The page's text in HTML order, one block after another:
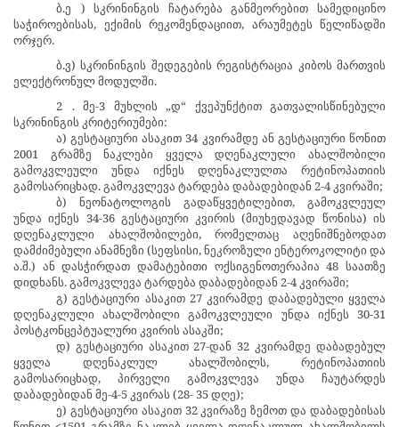
ბ.ე
) სკრინინგის ჩატარება განმეორებით სამედიცინო
საჭიროებისას, ექიმის რეკომენდაციით, არაუმეტეს წელიწადში
ორჯერ.
ბ.ვ) სკრინინგის შედეგების რეგისტრაცია კიბოს მართვის
ელექტრონულ მოდულში.
2
. მე-3 მუხლის „დ“ ქვეპუნქტით გათვალისწინებული
სკრინინგის კრიტერიუმები:
ა) გესტაციური ასაკით 34 კვირამდე ან გესტაციური წონით
2001 გრამზე ნაკლები ყველა დღენაკლული ახალშობილი
გამოკვლეული უნდა იქნეს დღენაკლულთა რეტინოპათიის
გამოსარიცხად. გამოკვლევა ტარდება დაბადებიდან 2-4 კვირაში;
ბ) ნეონატოლოგის გადაწყვეტილებით, გამოკვლეულ
უნდა იქნეს 34-36 გესტაციური კვირის (მიუხედავად წონისა) ის
დღენაკლული ახალშობილები, რომელთაც აღენიშნებოდათ
დამძიმებული ანამნეზი (სეფსისი, ნეკროზული ენტეროკოლიტი და
ა.შ.) ან დასჭირდათ დამატებითი ოქსიგენოთერაპია 48 საათზე
დიდხანს. გამოკვლევა ტარდება დაბადებიდან 2-4 კვირაში;
გ) გესტაციური ასაკით 27 კვირამდე დაბადებული ყველა
დღენაკლული ახალშობილი გამოკვლეული უნდა იქნეს 30-31
პოსტკონცეპტუალური კვირის ასაკში;
დ) გესტაციური ასაკით 27-დან 32 კვირამდე დაბადებულ
ყველა დღენაკლულ ახალშობილს, რეტინოპათიის
გამოსარიცხად, პირველი გამოკვლევა უნდა ჩაუტარდეს
დაბადებიდან მე-4-5 კვირას (28- 35 დღე);
ე) გესტაციური ასაკით 32 კვირაზე ზემოთ და დაბადებისას